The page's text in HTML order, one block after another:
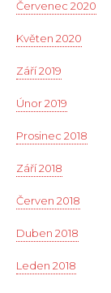
Červenec 2020
Květen 2020
Září 2019
Únor 2019
Prosinec 2018
Září 2018
Červen 2018
Duben 2018
Leden 2018